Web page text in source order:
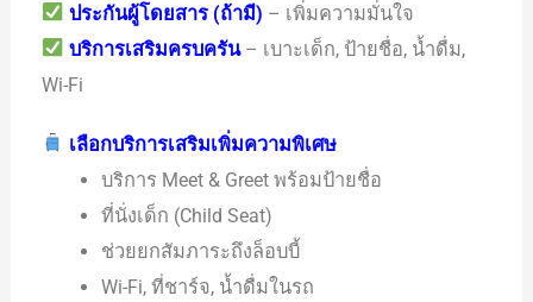
ประกันผู้โดยสาร (ถ้ามี) – เพิ่มความมั่นใจ
บริการเสริมครบครัน – เบาะเด็ก, ป้ายชื่อ, น้ำดื่ม,
Wi-Fi
เลือกบริการเสริมเพิ่มความพิเศษ
บริการ Meet & Greet พร้อมป้ายชื่อ
ที่นั่งเด็ก (Child Seat)
ช่วยยกสัมภาระถึงล็อบบี้
Wi-Fi, ที่ชาร์จ, น้ำดื่มในรถ